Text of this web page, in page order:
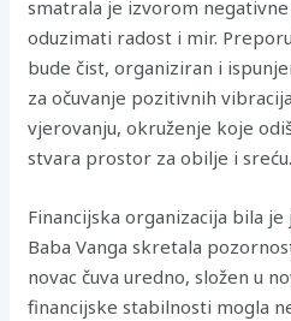
smatrala je izvorom
oduzimati radost i mir.
bude čist, organiziran i
za očuvanje pozitivnih
vjerovanju, okruženje koje
stvara prostor za obilje i sreću.
Financijska organizacija bila
Baba Vanga skretala
novac čuva uredno, složen u
financijske stabilnosti mogla